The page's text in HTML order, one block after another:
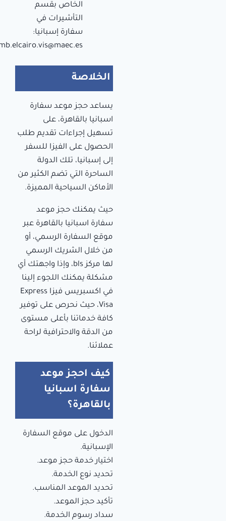
الخاص بقسم
التأشيرات في
سفارة إسبانيا:
الخلاصة
يساعد حجز موعد سفارة
اسبانيا بالقاهرة، على
تسهيل إجراءات تقديم طلب
الحصول على الفيزا للسفر
إلى إسبانيا، تلك الدولة
الساحرة التي تضم الكثير من
الأماكن السياحية المميزة.
حيث يمكنك حجز موعد
سفارة اسبانيا بالقاهرة عبر
موقع السفارة الرسمي، أو
من خلال الشريك الرسمي
لها مركز bls، وإذا واجهتك أي
مشكلة يمكنك اللجوء إلينا
في اكسبريس فيزا Express
Visa، حيث نحرص على توفير
كافة خدماتنا بأعلى مستوى
من الدقة والاحترافية لراحة
عملائنا.
كيف احجز موعد
سفارة اسبانيا
بالقاهرة؟
الدخول على موقع السفارة
الإسبانية.
اختيار خدمة حجز موعد.
تحديد نوع الخدمة.
تحديد الموعد المناسب.
تأكيد حجز الموعد.
سداد رسوم الخدمة.